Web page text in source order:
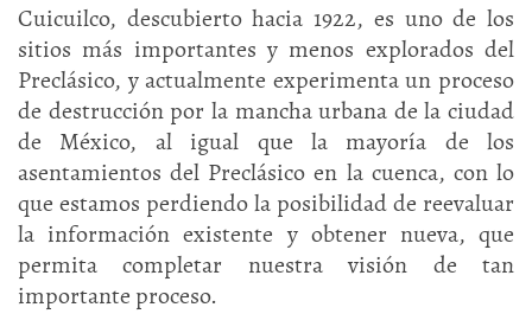
Cuicuilco, descubierto hacia 1922, es uno de los
sitios más importantes y menos explorados del
Preclásico, y actualmente experimenta un proceso
de destrucción por la mancha urbana de la ciudad
de México, al igual que la mayoría de los
asentamientos del Preclásico en la cuenca, con lo
que estamos perdiendo la posibilidad de reevaluar
la información existente y obtener nueva, que
permita completar nuestra visión de tan
importante proceso.